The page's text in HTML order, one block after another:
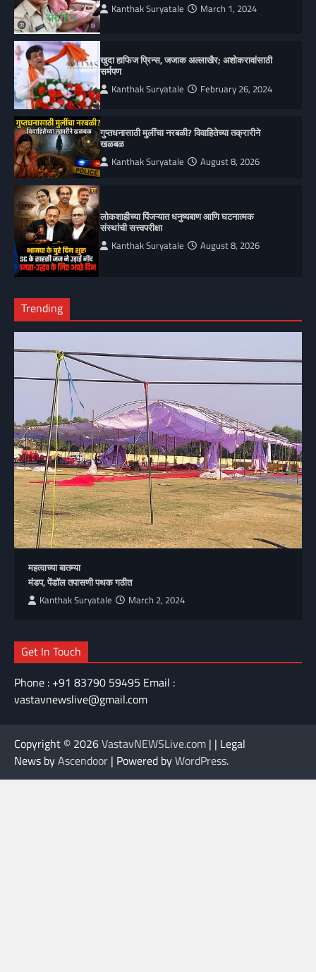
Kanthak Suryatale March 1, 2024
खुदा हाफिज प्रिन्स, जजाक अल्लाखैर; अशोकरावांसाठी
सर्मपण
Kanthak Suryatale February 26, 2024
गुप्तधनासाठी मुलींचा नरबळी? विवाहितेच्या तक्रारीने
खळबळ
Kanthak Suryatale August 8, 2026
लोकशाहीच्या पिंजऱ्यात धनुष्यबाण आणि घटनात्मक
संस्थांची सत्त्वपरीक्षा
Kanthak Suryatale August 8, 2026
Trending
महत्वाच्या बातम्या
मंडप, पेंडॉल तपासणी पथक गठीत
Kanthak Suryatale March 2, 2024
Get In Touch
Phone : +91 83790 59495 Email :
vastavnewslive@gmail.com
Copyright © 2026VastavNEWSLive.com | | Legal
News byAscendoor | Powered byWordPress.